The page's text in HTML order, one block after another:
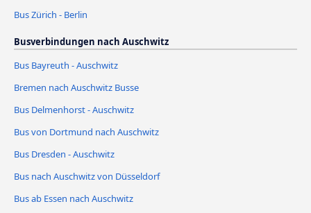
Bus Zürich - Berlin
Busverbindungen nach Auschwitz
Bus Bayreuth - Auschwitz
Bremen nach Auschwitz Busse
Bus Delmenhorst - Auschwitz
Bus von Dortmund nach Auschwitz
Bus Dresden - Auschwitz
Bus nach Auschwitz von Düsseldorf
Bus ab Essen nach Auschwitz